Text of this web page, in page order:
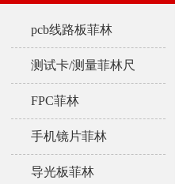
pcb线路板菲林
测试卡/测量菲林尺
FPC菲林
手机镜片菲林
导光板菲林